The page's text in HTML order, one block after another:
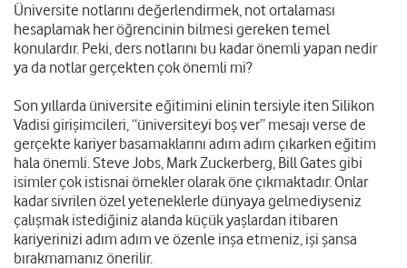
Üniversite notlarını değerlendirmek, not ortalaması
hesaplamak her öğrencinin bilmesi gereken temel
konulardır. Peki, ders notlarını bu kadar önemli yapan nedir
ya da notlar gerçekten çok önemli mi?
Son yıllarda üniversite eğitimini elinin tersiyle iten Silikon
Vadisi girişimcileri, “üniversiteyi boş ver” mesajı verse de
gerçekte kariyer basamaklarını adım adım çıkarken eğitim
hala önemli. Steve Jobs, Mark Zuckerberg, Bill Gates gibi
isimler çok istisnai örnekler olarak öne çıkmaktadır. Onlar
kadar sivrilen özel yeteneklerle dünyaya gelmediyseniz
çalışmak istediğiniz alanda küçük yaşlardan itibaren
kariyerinizi adım adım ve özenle inşa etmeniz, işi şansa
bırakmamanız önerilir.